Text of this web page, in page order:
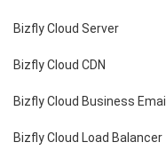
Bizfly Cloud Server
Bizfly Cloud CDN
Bizfly Cloud Business Email
Bizfly Cloud Load Balancer